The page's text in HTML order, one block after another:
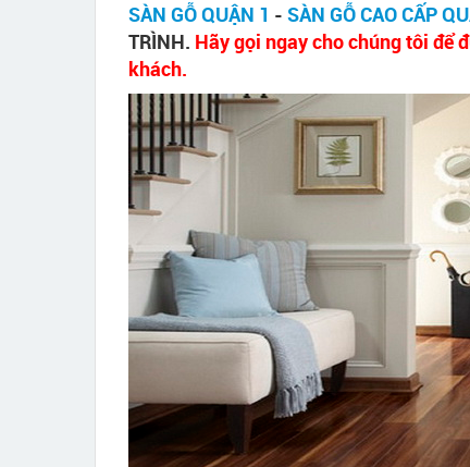
SÀN GỖ QUẬN 1 - SÀN GỖ CAO CẤP
TRÌNH. Hãy gọi ngay cho chúng tôi để
khách.